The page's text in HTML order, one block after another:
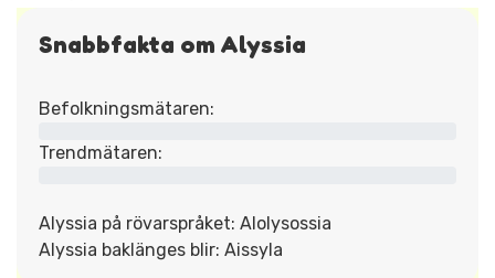
Snabbfakta om Alyssia
Befolkningsmätaren:
Trendmätaren:
Alyssia på rövarspråket: Alolysossia
Alyssia baklänges blir: Aissyla